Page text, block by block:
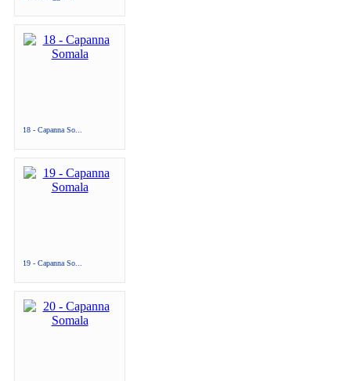
18 - Capanna So...
19 - Capanna So...